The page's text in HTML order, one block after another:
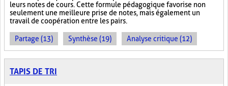
leurs notes de cours. Cette formule pédagogique favorise non
seulement une meilleure prise de notes, mais également un
travail de coopération entre les pairs.
Partage (13) Synthèse (19) Analyse critique (12)
TAPIS DE TRI